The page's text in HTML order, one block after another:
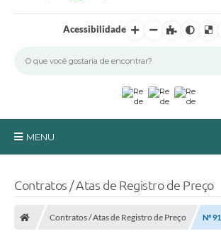
Acessibilidade
MENU
Contratos / Atas de Registro de Preço
Contratos / Atas de Registro de Preço Nº